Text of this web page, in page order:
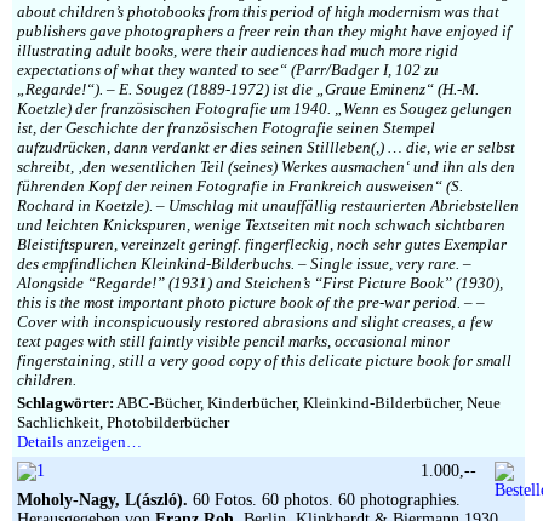
about children’s photobooks from this period of high modernism was that
publishers gave photographers a freer rein than they might have enjoyed if
illustrating adult books, were their audiences had much more rigid
expectations of what they wanted to see“ (Parr/Badger I, 102 zu
„Regarde!“). – E. Sougez (1889-1972) ist die „Graue Eminenz“ (H.-M.
Koetzle) der französischen Fotografie um 1940. „Wenn es Sougez gelungen
ist, der Geschichte der französischen Fotografie seinen Stempel
aufzudrücken, dann verdankt er dies seinen Stillleben(,) … die, wie er selbst
schreibt, ‚den wesentlichen Teil (seines) Werkes ausmachen‘ und ihn als den
führenden Kopf der reinen Fotografie in Frankreich ausweisen“ (S.
Rochard in Koetzle). – Umschlag mit unauffällig restaurierten Abriebstellen
und leichten Knickspuren, wenige Textseiten mit noch schwach sichtbaren
Bleistiftspuren, vereinzelt geringf. fingerfleckig, noch sehr gutes Exemplar
des empfindlichen Kleinkind-Bilderbuchs. – Single issue, very rare. –
Alongside “Regarde!” (1931) and Steichen’s “First Picture Book” (1930),
this is the most important photo picture book of the pre-war period. – –
Cover with inconspicuously restored abrasions and slight creases, a few
text pages with still faintly visible pencil marks, occasional minor
fingerstaining, still a very good copy of this delicate picture book for small
children.
Schlagwörter: ABC-Bücher, Kinderbücher, Kleinkind-Bilderbücher, Neue
Sachlichkeit, Photobilderbücher
Details anzeigen…
Moholy-Nagy, L(ászló). 60 Fotos. 60 photos. 60 photographies.
1.000,--